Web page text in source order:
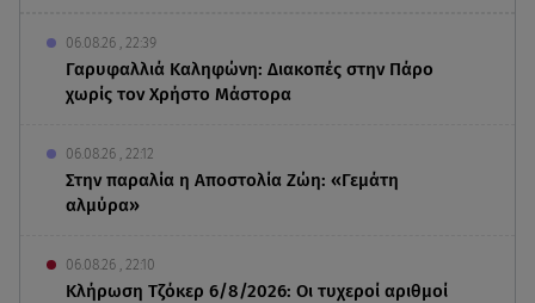
06.08.26 , 22:39
Γαρυφαλλιά Καληφώνη: Διακοπές στην Πάρο
χωρίς τον Χρήστο Μάστορα
06.08.26 , 22:12
Στην παραλία η Αποστολία Ζώη: «Γεμάτη
αλμύρα»
06.08.26 , 22:10
Κλήρωση Τζόκερ 6/8/2026: Οι τυχεροί αριθμοί